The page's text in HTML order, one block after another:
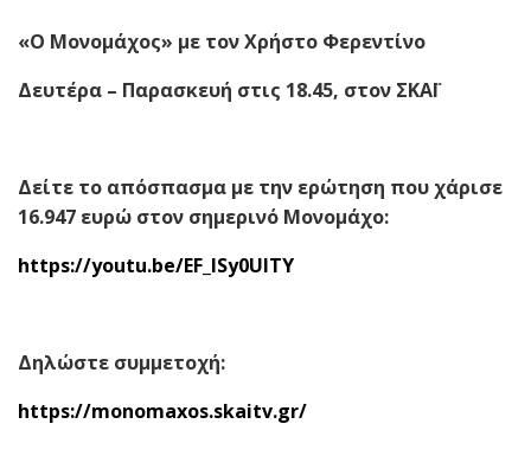
«Ο Μονομάχος» με τον Χρήστο Φερεντίνο
Δευτέρα – Παρασκευή στις 18.45, στον ΣΚΑΪ
Δείτε το απόσπασμα με την ερώτηση που χάρισε
16.947 ευρώ στον σημερινό Μονομάχο:
https://youtu.be/EF_ISy0UlTY
Δηλώστε συμμετοχή:
https://monomaxos.skaitv.gr/